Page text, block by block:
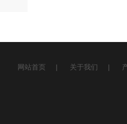
网站首页 | 关于我们 |